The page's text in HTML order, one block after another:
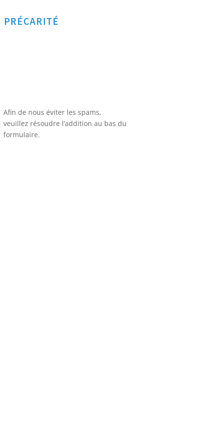
PRÉCARITÉ
Afin de nous éviter les spams,
veuillez résoudre l’addition au bas du
formulaire.